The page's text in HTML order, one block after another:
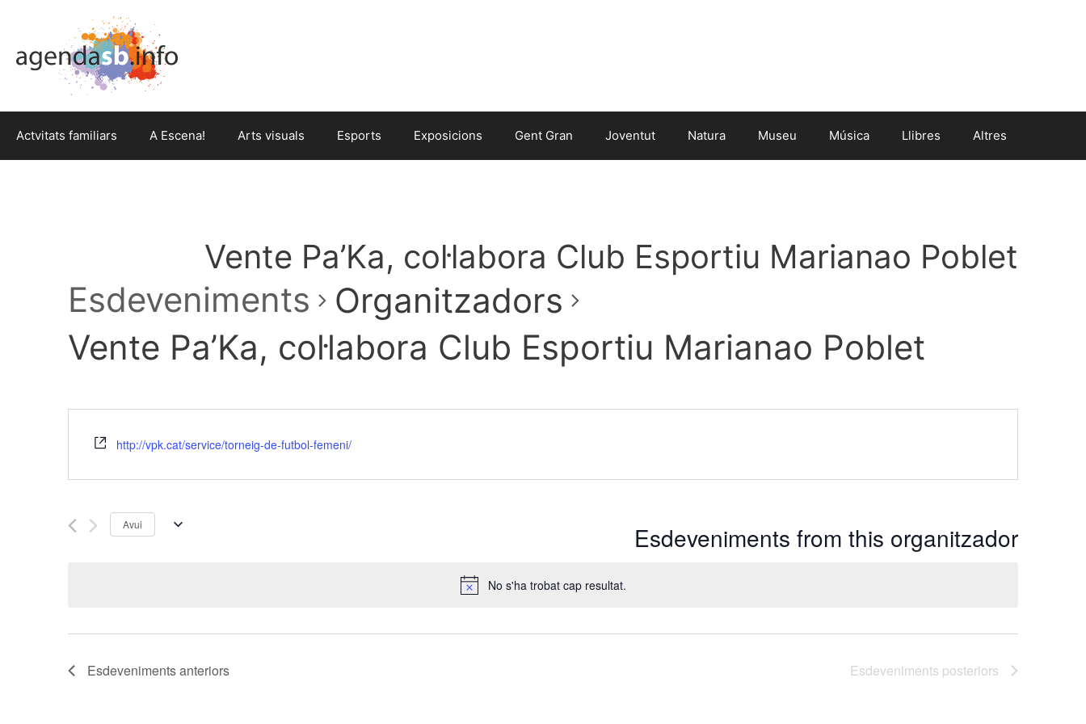
Actvitats familiars A Escena! Arts visuals Esports Exposicions Gent Gran Joventut Natura Museu Música Llibres Altres
No s'ha trobat cap resultat.
Vente Pa’Ka, col·labora Club Esportiu Marianao Poblet
Esdeveniments
Organitzadors
Vente Pa’Ka, col·labora Club Esportiu Marianao Poblet
http://vpk.cat/service/torneig-de-futbol-femeni/
Esdeveniments from this organitzador
Avui
c
o
Esdevenimentsanteriors Esdeveniments posteriors